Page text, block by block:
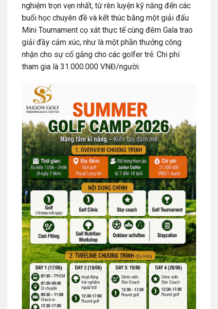
nghiệm trọn vẹn nhất, từ rèn luyện kỹ năng đến các
buổi học chuyên đề và kết thúc bằng một giải đấu
Mini Tournament cọ xát thực tế cùng đêm Gala trao
giải đầy cảm xúc, như là một phần thưởng công
nhận cho sự cố gắng cho các golfer trẻ. Chi phí
tham gia là 31.000.000 VNĐ/người.